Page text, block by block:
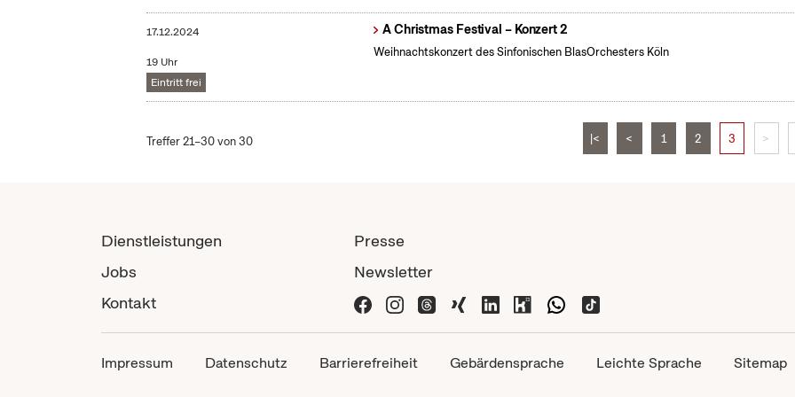
17.12.2024
19 Uhr
Eintritt frei
A Christmas Festival – Konzert 2
Weihnachtskonzert des Sinfonischen BlasOrchesters Köln
Treffer 21–30 von 30 |< < 1 2 3 >
Dienstleistungen
Jobs
Kontakt
Presse
Newsletter
Impressum Datenschutz Barrierefreiheit Gebärdensprache Leichte Sprache Sitemap